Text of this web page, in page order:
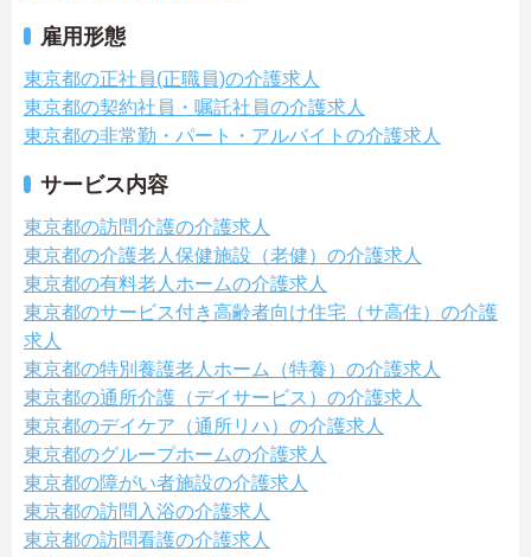
雇用形態
東京都の正社員(正職員)の介護求人
東京都の契約社員・嘱託社員の介護求人
東京都の非常勤・パート・アルバイトの介護求人
サービス内容
東京都の訪問介護の介護求人
東京都の介護老人保健施設（老健）の介護求人
東京都の有料老人ホームの介護求人
東京都のサービス付き高齢者向け住宅（サ高住）の介護
求人
東京都の特別養護老人ホーム（特養）の介護求人
東京都の通所介護（デイサービス）の介護求人
東京都のデイケア（通所リハ）の介護求人
東京都のグループホームの介護求人
東京都の障がい者施設の介護求人
東京都の訪問入浴の介護求人
東京都の訪問看護の介護求人